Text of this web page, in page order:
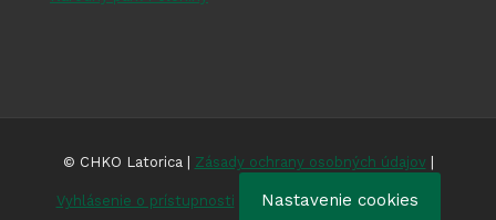
© CHKO Latorica | Zásady ochrany osobných údajov|
Vyhlásenie o prístupnosti Nastavenie cookies